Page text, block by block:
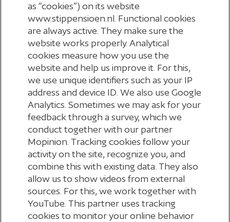
In hetimplementatieplanstaat hoe StiPP de
nieuwe pensioenregeling (technisch) uitvoerde. En
welke stappen StiPP heeft gezet om de nieuwe
pensioenregeling uit te voeren.
Communicatieplan
StiPP vindt het belangrijk om zorgvuldig te
communiceren over de nieuwe pensioenregeling.
Hoe we dat deden, staat in hetcommunicatieplan
as “cookies”) on its website
www.stippensioen.nl. Functional cookies
are always active. They make sure the
website works properly. Analytical
cookies measure how you use the
website and help us improve it. For this,
we use unique identifiers such as your IP
address and device ID. We also use Google
Analytics. Sometimes we may ask for your
feedback through a survey, which we
conduct together with our partner
Mopinion. Tracking cookies follow your
activity on the site, recognize you, and
combine this with existing data. They also
allow us to show videos from external
sources. For this, we work together with
YouTube. This partner uses tracking
cookies to monitor your online behavior